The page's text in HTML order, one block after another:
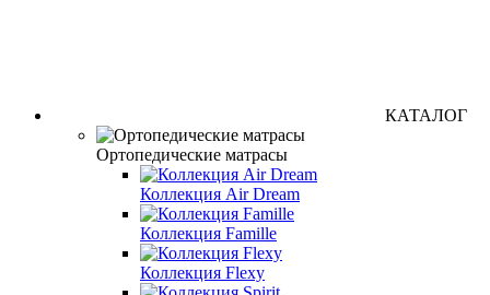
КАТАЛОГ
Ортопедические матрасы
Коллекция Air Dream
Коллекция Famille
Коллекция Flexy